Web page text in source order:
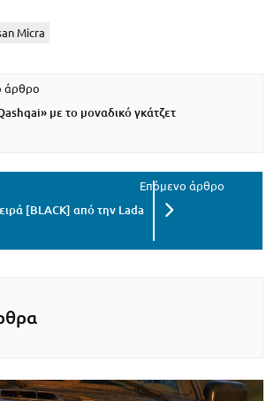
Micra
με το μοναδικό γκάτζετ
[BLACK] από την Lada